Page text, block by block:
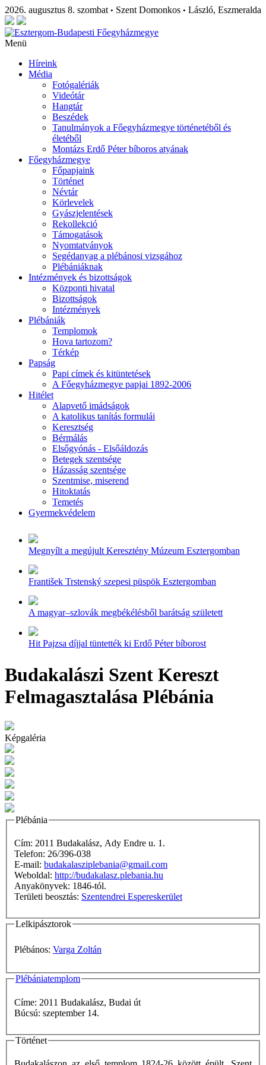
2026. augusztus 8. szombat • Szent Domonkos • László, Eszmeralda
Menü
Híreink
Média
Fotógalériák
Videótár
Hangtár
Beszédek
Tanulmányok a Főegyházmegye történetéből és
életéből
Montázs Erdő Péter bíboros atyának
Főegyházmegye
Főpapjaink
Történet
Névtár
Körlevelek
Gyászjelentések
Rekollekció
Támogatások
Nyomtatványok
Segédanyag a plébánosi vizsgához
Plébániáknak
Intézmények és bizottságok
Központi hivatal
Bizottságok
Intézmények
Plébániák
Templomok
Hova tartozom?
Térkép
Papság
Papi címek és kitüntetések
A Főegyházmegye papjai 1892-2006
Hitélet
Alapvető imádságok
A katolikus tanítás formulái
Keresztség
Bérmálás
Elsőgyónás - Elsőáldozás
Betegek szentsége
Házasság szentsége
Szentmise, miserend
Hitoktatás
Temetés
Gyermekvédelem
Megnyílt a megújult Keresztény Múzeum Esztergomban
František Trstenský szepesi püspök Esztergomban
A magyar–szlovák megbékélésből barátság született
Hit Pajzsa díjjal tüntették ki Erdő Péter bíborost
Budakalászi Szent Kereszt
Felmagasztalása Plébánia
Képgaléria
Plébánia
Cím: 2011 Budakalász, Ady Endre u. 1.
Telefon: 26/396-038
E-mail: budakalasziplebania@gmail.com
Weboldal: http://budakalasz.plebania.hu
Anyakönyvek: 1846-tól.
Területi beosztás: Szentendrei Espereskerület
Lelkipásztorok
Plébános: Varga Zoltán
Plébániatemplom
Címe: 2011 Budakalász, Budai út
Búcsú: szeptember 14.
Történet